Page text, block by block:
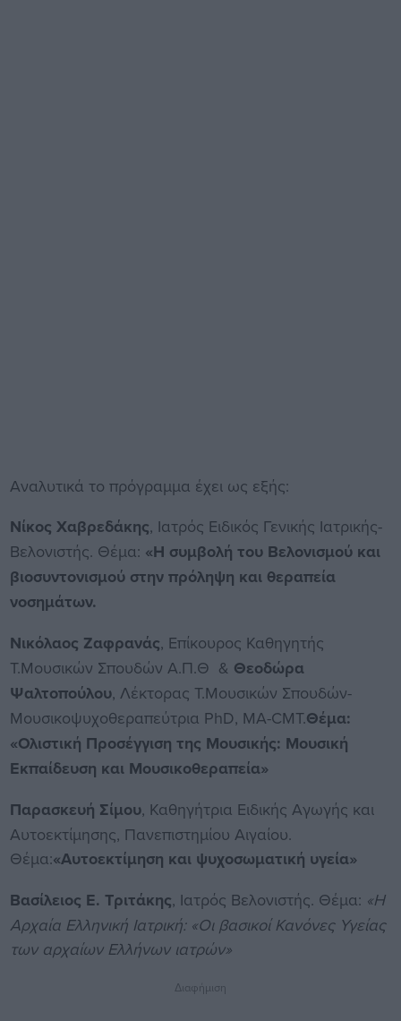
Αναλυτικά το πρόγραμμα έχει ως εξής:
Νίκος Χαβρεδάκης, Ιατρός Ειδικός Γενικής Ιατρικής-
Βελονιστής. Θέμα: «Η συμβολή του Βελονισμού και
βιοσυντονισμού στην πρόληψη και θεραπεία
νοσημάτων.
Νικόλαος Ζαφρανάς, Επίκουρος Καθηγητής
Τ.Μουσικών Σπουδών Α.Π.Θ & Θεοδώρα
Ψαλτοπούλου, Λέκτορας Τ.Μουσικών Σπουδών-
Μουσικοψυχοθεραπεύτρια PhD, MA-CMT.Θέμα:
«Ολιστική Προσέγγιση της Μουσικής: Μουσική
Εκπαίδευση και Μουσικοθεραπεία»
Παρασκευή Σίμου, Καθηγήτρια Ειδικής Αγωγής και
Αυτοεκτίμησης, Πανεπιστημίου Αιγαίου.
Θέμα:«Αυτοεκτίμηση και ψυχοσωματική υγεία»
Βασίλειος Ε. Τριτάκης, Ιατρός Βελονιστής. Θέμα: «Η
Αρχαία Ελληνική Ιατρική: «Οι βασικοί Κανόνες Υγείας
των αρχαίων Ελλήνων ιατρών»
Διαφήμιση